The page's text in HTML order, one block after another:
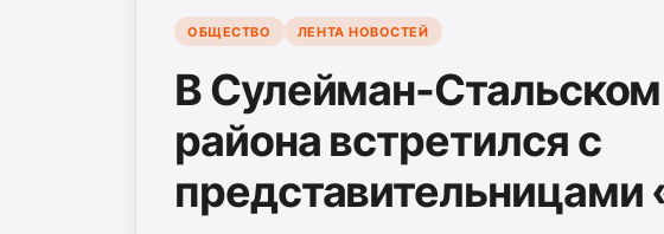
ОБЩЕСТВО ЛЕНТА НОВОСТЕЙ
В Сулейман-Стальском
района встретился с